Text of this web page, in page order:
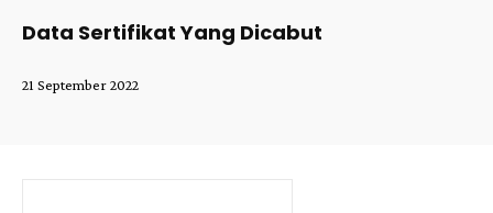
Data Sertifikat Yang Dicabut
21 September 2022